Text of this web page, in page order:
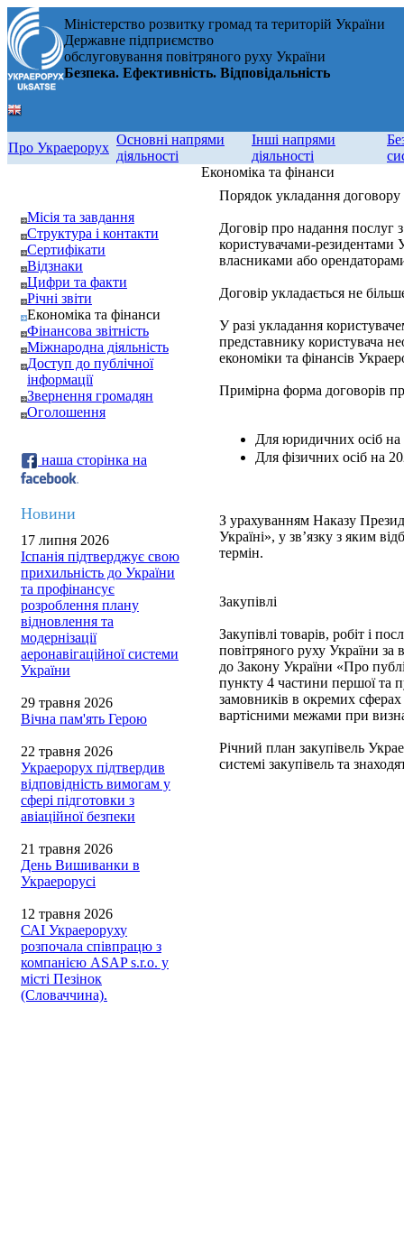
Міністерство розвитку громад та територій України
Державне підприємство
обслуговування повітряного руху України
Безпека. Ефективність. Відповідальність
Про Украерорух
Основні напрями
діяльності
Інші напрями
діяльності
Місія та завдання
Структура і контакти
Сертифікати
Відзнаки
Цифри та факти
Річні звіти
Економіка та фінанси
Фінансова звітність
Міжнародна діяльність
Доступ до публічної
інформації
Звернення громадян
Оголошення
наша сторінка на
Новини
17 липня 2026
Іспанія підтверджує свою
прихильність до України
та профінансує
розроблення плану
відновлення та
модернізації
аеронавігаційної системи
України
29 травня 2026
Вічна пам'ять Герою
22 травня 2026
Украерорух підтвердив
відповідність вимогам у
сфері підготовки з
авіаційної безпеки
21 травня 2026
День Вишиванки в
Украерорусі
12 травня 2026
САІ Украероруху
розпочала співпрацю з
компанією ASAP s.r.o. у
місті Пезінок
(Словаччина).
Економіка та фінанси
Порядок укладання
Договір про надання послуг
користувачами-резидентами
власниками або
Договір укладається не
У разі укладання
представнику користувача
економіки та фінансів
Примірна форма договорів
Для юридичних осіб на
Для фізичних осіб на
З урахуванням Наказу
Україні», у зв’язку з яким
термін.
Закупівлі
Закупівлі товарів, робіт і
повітряного руху України
до Закону України «Про
пункту 4 частини першої та
замовників в окремих
вартісними межами при
Річний план закупівель
системі закупівель та